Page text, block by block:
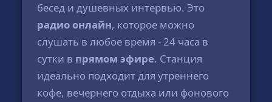
бесед и душевных интервью. Это
радио онлайн, которое можно
слушать в любое время - 24 часа в
сутки в прямом эфире. Станция
идеально подходит для утреннего
кофе, вечернего отдыха или фонового